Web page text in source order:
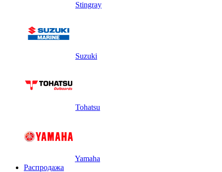
Stingray
Suzuki
Tohatsu
Yamaha
Распродажа